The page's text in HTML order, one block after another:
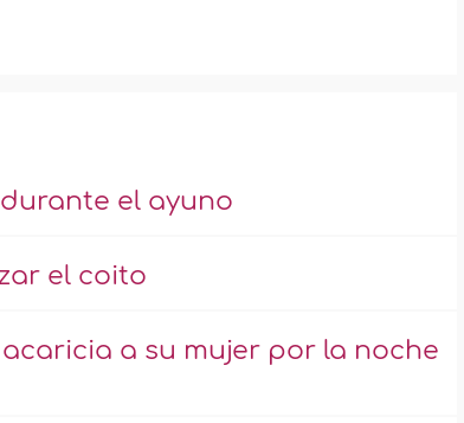
el ayuno
el coito
a su mujer por la noche